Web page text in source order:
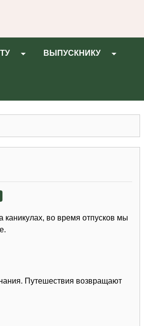
ВЫПУСКНИКУ
каникулах, во время отпусков мы
Путешествия возвращают